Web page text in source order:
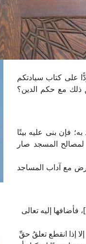
على كتاب سيادتكم
ذلك مع حكم الدين؟
فإن بنى عليه بيتًا
لمصالح المسجد صار
مع آداب المساجد
﴾ [الجن: 18]، فأضافها إليه تعالى
إذا انقطع تعلقُ حقِّ